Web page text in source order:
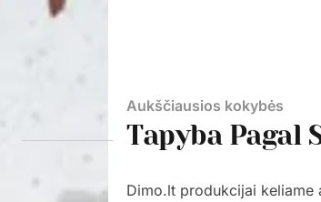
Aukščiausios kokybės
Tapyba Pagal
Dimo.lt produkcijai keliame